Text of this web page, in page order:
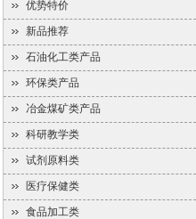
优势特价
新品推荐
石油化工类产品
环保类产品
冶金煤矿类产品
科研教学类
试剂原料类
医疗保健类
食品加工类